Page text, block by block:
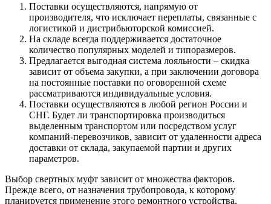
Поставки осуществляются, напрямую от
производителя, что исключает переплаты, связанные с
логистикой и дистрибьюторской комиссией.
На складе всегда поддерживается достаточное
количество популярных моделей и типоразмеров.
Предлагается выгодная система лояльности – скидка
зависит от объема закупки, а при заключении договора
на постоянные поставки по оговоренной схеме
рассматриваются индивидуальные условия.
Поставки осуществляются в любой регион России и
СНГ. Будет ли транспортировка производиться
выделенным транспортом или посредством услуг
компаний-перевозчиков, зависит от удаленности адреса
доставки от склада, закупаемой партии и других
параметров.
Выбор свертных муфт зависит от множества факторов.
Прежде всего, от назначения трубопровода, к которому
планируется применение этого ремонтного устройства.